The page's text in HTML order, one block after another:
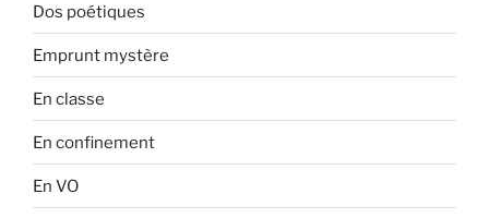
Dos poétiques
Emprunt mystère
En classe
En confinement
En VO